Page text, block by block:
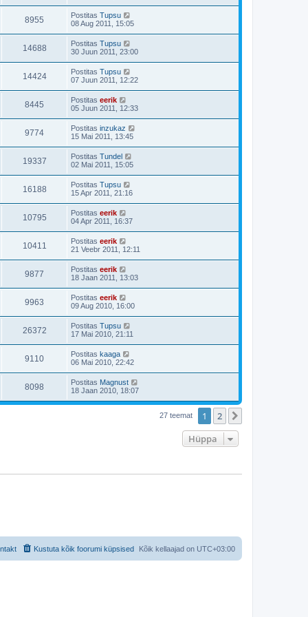
8955 Postitas Tupsu
08 Aug 2011, 15:05
14688 Postitas Tupsu
30 Juun 2011, 23:00
14424 Postitas Tupsu
07 Juun 2011, 12:22
8445 Postitas eerik
05 Juun 2011, 12:33
9774 Postitas inzukaz
15 Mai 2011, 13:45
19337 Postitas Tundel
02 Mai 2011, 15:05
16188 Postitas Tupsu
15 Apr 2011, 21:16
10795 Postitas eerik
04 Apr 2011, 16:37
10411 Postitas eerik
21 Veebr 2011, 12:11
9877 Postitas eerik
18 Jaan 2011, 13:03
9963 Postitas eerik
09 Aug 2010, 16:00
26372 Postitas Tupsu
17 Mai 2010, 21:11
9110 Postitas kaaga
06 Mai 2010, 22:42
8098 Postitas Magnust
18 Jaan 2010, 18:07
27 teemat 1 2
Hüppa
Kõik kellaajad on UTC+03:00
Kustuta kõik foorumi küpsised